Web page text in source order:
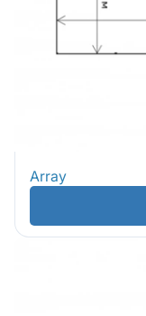
Array